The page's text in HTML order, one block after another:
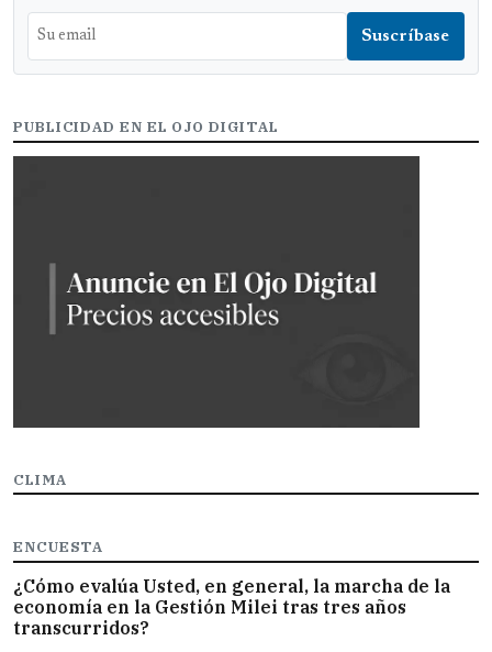
PUBLICIDAD EN EL OJO DIGITAL
CLIMA
ENCUESTA
¿Cómo evalúa Usted, en general, la marcha de la
economía en la Gestión Milei tras tres años
transcurridos?